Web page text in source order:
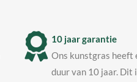
10 jaar garantie
Ons kunstgras heeft
duur van 10 jaar. Dit